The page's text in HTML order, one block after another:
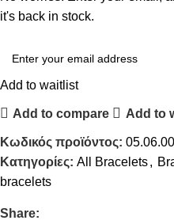
it's back in stock.
Add to waitlist
Add to compare Add to
Κωδικός προϊόντος:
Κατηγορίες: All Bracelets,
bracelets
Share: